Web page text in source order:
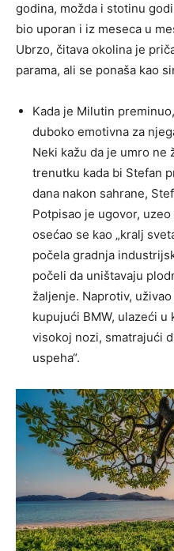
godina, možda i stotinu
bio uporan i iz meseca u
Ubrzo, čitava okolina je
parama, ali se ponaša kao
Kada je Milutin
duboko emotivna za
Neki kažu da je umro ne
trenutku kada bi Stefan
dana nakon sahrane,
Potpisao je ugovor,
osećao se kao „kralj
počela gradnja
počeli da uništavaju
žaljenje. Naprotiv,
kupujući BMW, ulazeći
visokoj nozi, smatrajući
uspeha“.